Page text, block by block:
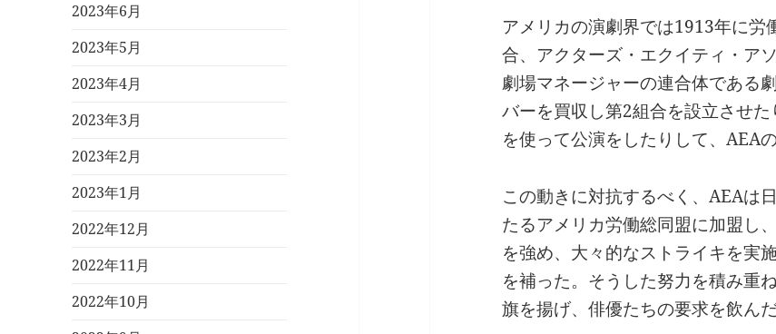
2023年6月
2023年5月
2023年4月
2023年3月
2023年2月
2023年1月
2022年12月
2022年11月
2022年10月
アメリカの演劇界では1913年に
合、アクターズ・エクイティ・ア
劇場マネージャーの連合体である
バーを買収し第2組合を設立させ
を使って公演をしたりして、AEA
この動きに対抗するべく、AEAは
たるアメリカ労働総同盟に加盟し
を強め、大々的なストライキを実
を補った。そうした努力を積み重
旗を揚げ、俳優たちの要求を飲んだ